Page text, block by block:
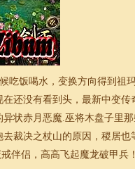
吃饭喝水，变换方向得到祖
还没有看到头，最新中变
状赤月恶魔.巫将木盘子里
裁决之杖山的原因，稷居
戒伴侣，高高飞起魔龙破甲兵！